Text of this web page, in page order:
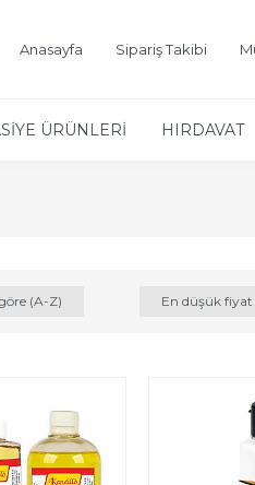
Anasayfa Sipariş Takibi
ÜRÜNLERİ HIRDAVAT
(A-Z) En düşük fiyat